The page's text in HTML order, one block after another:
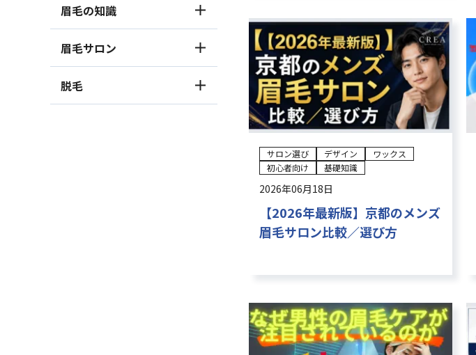
サロン選び デザイン
ワックス
初心者向け
基礎知識
2026年06月18日
【2026年最新版】京都のメンズ
眉毛サロン比較／選び方
眉毛の知識
眉毛サロン
脱毛